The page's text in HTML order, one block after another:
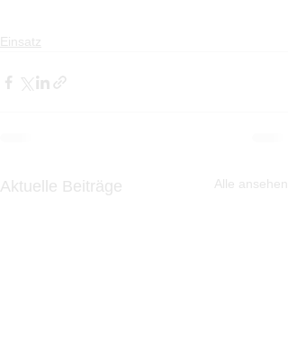
Einsatz
Aktuelle Beiträge Alle ansehen